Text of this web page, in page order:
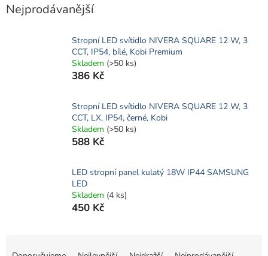
Nejprodávanější
Stropní LED svítidlo NIVERA SQUARE 12 W, 3
CCT, IP54, bílé, Kobi Premium
Skladem (>50 ks)
386 Kč
Stropní LED svítidlo NIVERA SQUARE 12 W, 3
CCT, LX, IP54, černé, Kobi
Skladem (>50 ks)
588 Kč
LED stropní panel kulatý 18W IP44 SAMSUNG
LED
Skladem (4 ks)
450 Kč